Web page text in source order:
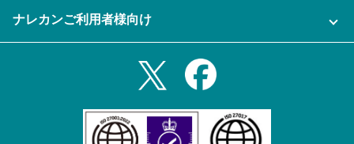
メール自動転送機能
セミナー一覧
プライバシーポリシー
Androidタブレットアプリ
ナレカンご利用者様向け